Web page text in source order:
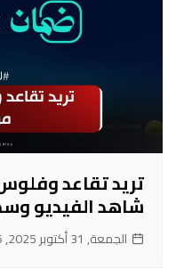
تريد تقاعد
شاهد الفيديو
الجمعة, 31 أكتوبر 2025, 19:16